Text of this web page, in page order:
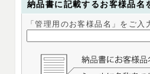
納品書に記載するお客様品名
「管理用のお客様品名」をご入